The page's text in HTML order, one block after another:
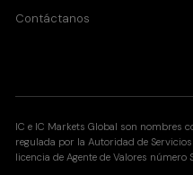
Contáctanos
IC e IC Markets Global son nombres
regulada por la Autoridad de
licencia de Agente de Valores número